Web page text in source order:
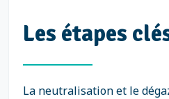
Les étapes
La neutralisation et le